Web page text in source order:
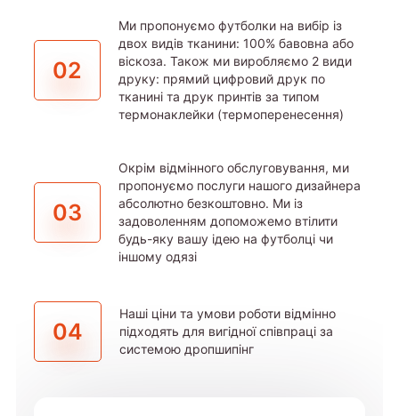
02
Ми пропонуємо футболки на вибір із
двох видів тканини: 100% бавовна або
віскоза. Також ми виробляємо 2 види
друку: прямий цифровий друк по
тканині та друк принтів за типом
термонаклейки (термоперенесення)
03
Окрім відмінного обслуговування, ми
пропонуємо послуги нашого дизайнера
абсолютно безкоштовно. Ми із
задоволенням допоможемо втілити
будь-яку вашу ідею на футболці чи
іншому одязі
04
Наші ціни та умови роботи відмінно
підходять для вигідної співпраці за
системою дропшипінг